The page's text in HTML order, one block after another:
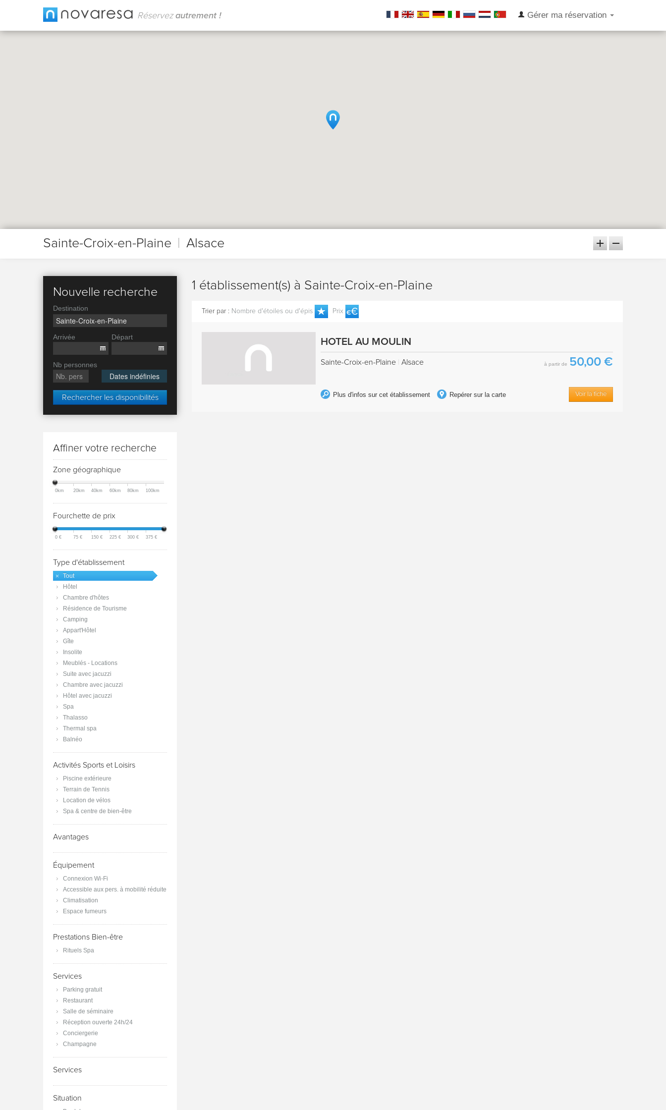
Réservezautrement ! Gérer ma réservation
Sainte-Croix-en-Plaine Alsace
Nouvelle recherche
Destination
Arrivée Départ
Nb personnes
Dates indéfinies
Rechercher les disponibilités
Affiner votre recherche
Zone géographique
0km 20km 40km 60km 80km 100km
Fourchette de prix
0 € 75 € 150 € 225 € 300 € 375 €
Type d'établissement
Tout
Hôtel
Chambre d'hôtes
Résidence de Tourisme
Camping
Appart'Hôtel
Gîte
Insolite
Meublés - Locations
Suite avec jacuzzi
Chambre avec jacuzzi
Hôtel avec jacuzzi
Spa
Thalasso
Thermal spa
Balnéo
Activités Sports et Loisirs
Piscine extérieure
Terrain de Tennis
Location de vélos
Spa & centre de bien-être
Avantages
Équipement
Connexion Wi-Fi
Accessible aux pers. à mobilité réduite
Climatisation
Espace fumeurs
Prestations Bien-être
Rituels Spa
Services
Parking gratuit
Restaurant
Salle de séminaire
Réception ouverte 24h/24
Conciergerie
Champagne
Services
Situation
1 établissement(s) à Sainte-Croix-en-Plaine
Trier par : Nombre d'étoiles ou d'épis Prix
HOTEL AU MOULIN
Sainte-Croix-en-Plaine Alsace à partir de 50,00 €
Plus d'infos sur cet établissement Repérer sur la carte Voir la fiche